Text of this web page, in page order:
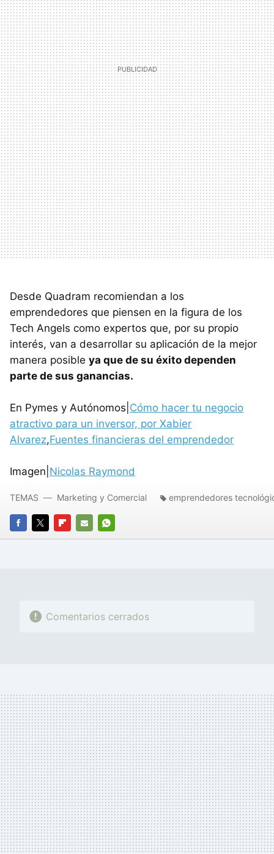
Desde Quadram recomiendan a los
emprendedores que piensen en la figura de los
Tech Angels como expertos que, por su propio
interés, van a desarrollar su aplicación de la mejor
manera posible ya que de su éxito dependen
parte de sus ganancias.
En Pymes y Autónomos| Cómo hacer tu negocio
atractivo para un inversor, por Xabier
Alvarez,Fuentes financieras del emprendedor
Imagen| Nicolas Raymond
FACEBOOK
TWITTERFLIPBOARD
E-
WHATSAPP
TEMAS Marketing y Comercial emprendedores
Comentarios cerrados